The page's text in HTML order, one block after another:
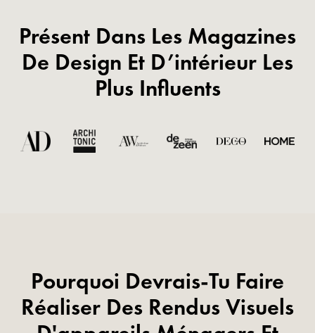
Présent Dans Les Magazines
De Design Et D’intérieur Les
Plus Influents
Pourquoi Devrais-Tu Faire
Réaliser Des Rendus Visuels